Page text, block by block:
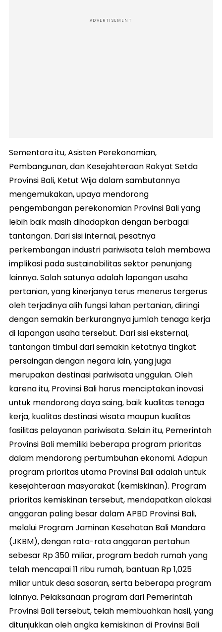
ADVERTISEMENT
Sementara itu, Asisten Perekonomian,
Pembangunan, dan Kesejahteraan Rakyat Setda
Provinsi Bali, Ketut Wija dalam sambutannya
mengemukakan, upaya mendorong
pengembangan perekonomian Provinsi Bali yang
lebih baik masih dihadapkan dengan berbagai
tantangan. Dari sisi internal, pesatnya
perkembangan industri pariwisata telah membawa
implikasi pada sustainabilitas sektor penunjang
lainnya. Salah satunya adalah lapangan usaha
pertanian, yang kinerjanya terus menerus tergerus
oleh terjadinya alih fungsi lahan pertanian, diiringi
dengan semakin berkurangnya jumlah tenaga kerja
di lapangan usaha tersebut. Dari sisi eksternal,
tantangan timbul dari semakin ketatnya tingkat
persaingan dengan negara lain, yang juga
merupakan destinasi pariwisata unggulan. Oleh
karena itu, Provinsi Bali harus menciptakan inovasi
untuk mendorong daya saing, baik kualitas tenaga
kerja, kualitas destinasi wisata maupun kualitas
fasilitas pelayanan pariwisata. Selain itu, Pemerintah
Provinsi Bali memiliki beberapa program prioritas
dalam mendorong pertumbuhan ekonomi. Adapun
program prioritas utama Provinsi Bali adalah untuk
kesejahteraan masyarakat (kemiskinan). Program
prioritas kemiskinan tersebut, mendapatkan alokasi
anggaran paling besar dalam APBD Provinsi Bali,
melalui Program Jaminan Kesehatan Bali Mandara
(JKBM), dengan rata-rata anggaran pertahun
sebesar Rp 350 miliar, program bedah rumah yang
telah mencapai 11 ribu rumah, bantuan Rp 1,025
miliar untuk desa sasaran, serta beberapa program
lainnya. Pelaksanaan program dari Pemerintah
Provinsi Bali tersebut, telah membuahkan hasil, yang
ditunjukkan oleh angka kemiskinan di Provinsi Bali